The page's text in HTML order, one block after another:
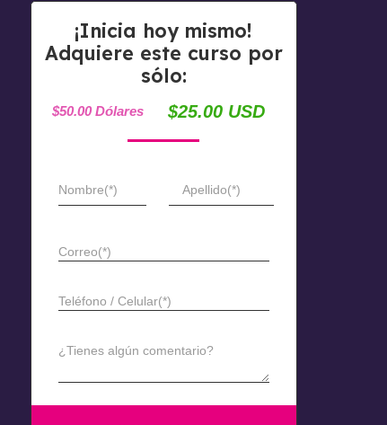
¡Inicia hoy mismo!
Adquiere este curso por
sólo:
$50.00 Dólares $25.00 USD
Nombre(*) Apellido(*)
Correo(*)
Teléfono / Celular(*)
¿Tienes algún comentario?